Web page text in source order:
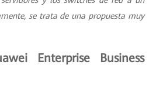
se trata de una propuesta muy
Enterprise Business